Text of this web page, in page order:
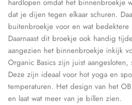
hardlopen omdat het binnenbroekje
dat je dijen tegen elkaar schuren.
buitenbroekje voor en wat bedektere
Daarnaast dit broekje ook handig
aangezien het binnenbroekje inkijk
Organic Basics zijn juist aangesloten,
Deze zijn ideaal voor hot yoga en
temperaturen. Het design van het
en laat wat meer van je billen zien.